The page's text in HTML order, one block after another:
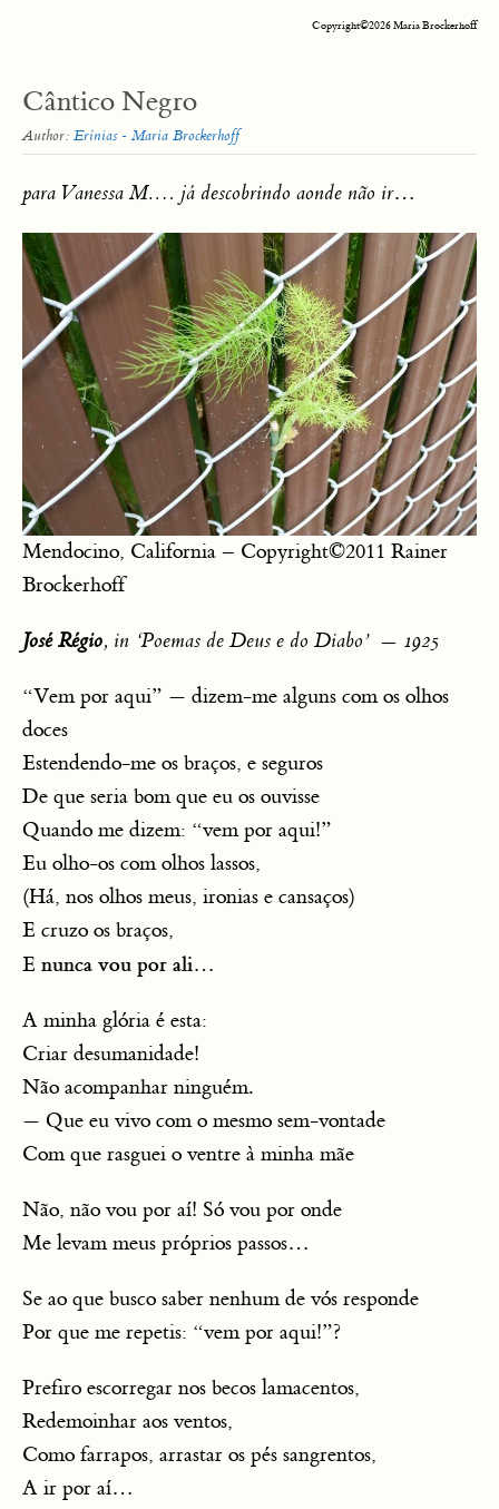
Copyright©2026 Maria Brockerhoff
Cântico Negro
Author: Erínias - Maria Brockerhoff
para Vanessa M.… já descobrindo aonde não ir…
Mendocino, California – Copyright©2011 Rainer
Brockerhoff
José Régio, in ‘Poemas de Deus e do Diabo’ — 1925
“Vem por aqui” — dizem-me alguns com os olhos
doces
Estendendo-me os braços, e seguros
De que seria bom que eu os ouvisse
Quando me dizem: “vem por aqui!”
Eu olho-os com olhos lassos,
(Há, nos olhos meus, ironias e cansaços)
E cruzo os braços,
E nunca vou por ali…
A minha glória é esta:
Criar desumanidade!
Não acompanhar ninguém.
— Que eu vivo com o mesmo sem-vontade
Com que rasguei o ventre à minha mãe
Não, não vou por aí! Só vou por onde
Me levam meus próprios passos…
Se ao que busco saber nenhum de vós responde
Por que me repetis: “vem por aqui!”?
Prefiro escorregar nos becos lamacentos,
Redemoinhar aos ventos,
Como farrapos, arrastar os pés sangrentos,
A ir por aí…